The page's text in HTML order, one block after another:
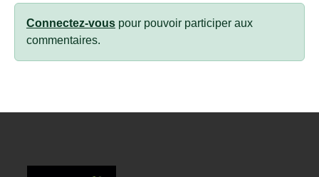
Connectez-vous pour pouvoir participer aux
commentaires.